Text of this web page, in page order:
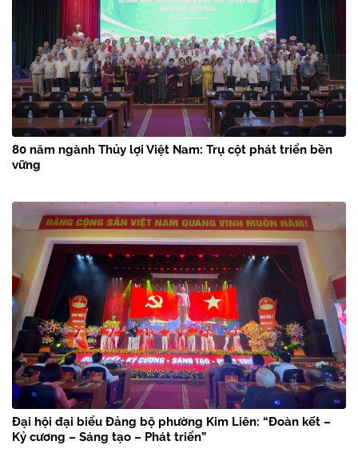
80 năm ngành Thủy lợi Việt Nam: Trụ cột phát triển bền
vững
Đại hội đại biểu Đảng bộ phường Kim Liên: “Đoàn kết –
Kỷ cương – Sáng tạo – Phát triển”